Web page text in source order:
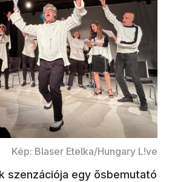
Kép: Blaser Etelka/Hungary L!ve
szenzációja egy ősbemutató